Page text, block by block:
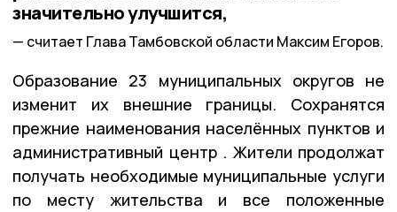
значительно улучшится,
считает Глава Тамбовской области Максим Егоров.
Образование 23 муниципальных округов не
изменит их внешние границы. Сохранятся
прежние наименования населённых пунктов и
административный центр . Жители продолжат
получать необходимые муниципальные услуги
по месту жительства и все положенные